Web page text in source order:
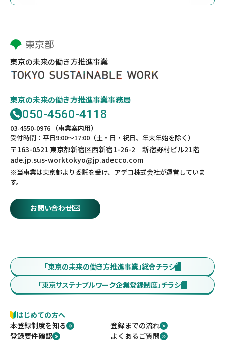
東京の未来の働き方推進事業
東京の未来の働き方推進事業事務局
050-4560-4118
03-4550-0976 （事業案内用）
受付時間：平日9:00～17:00（土・日・祝日、年末年始を除く）
〒163-0521 東京都新宿区西新宿1-26-2 新宿野村ビル21階
ade.jp.sus-worktokyo@jp.adecco.com
※当事業は東京都より委託を受け、アデコ株式会社が運営していま
す。
お問い合わせ
「東京の未来の働き方推進事業」総合チラシ
「東京サステナブルワーク企業登録制度」チラシ
はじめての方へ
本登録制度を知る
登録までの流れ
登録要件確認
よくあるご質問